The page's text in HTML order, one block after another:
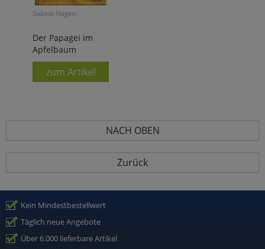
Sabine Hagen:
Der Papagei im
Apfelbaum
zum Artikel
NACH OBEN
Zurück
Kein Mindestbestellwert
Täglich neue Angebote
Über 6.000 lieferbare Artikel